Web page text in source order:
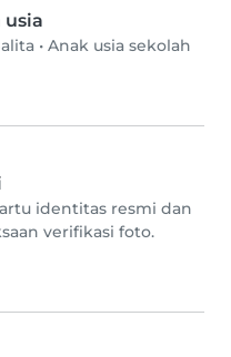
usia
• Anak usia sekolah
identitas resmi dan
verifikasi foto.